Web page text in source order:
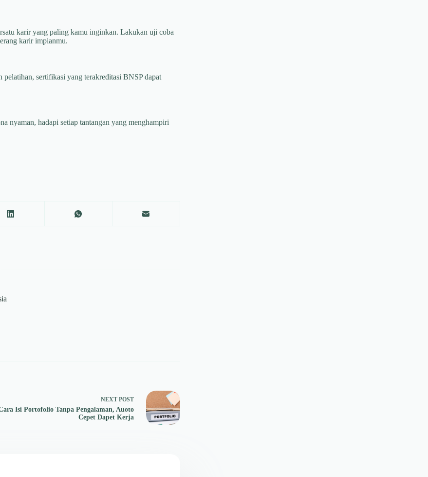
karir yang paling kamu inginkan. Lakukan uji coba
karir impianmu.
sertifikasi yang terakreditasi BNSP dapat
nyaman, hadapi setiap tantangan yang menghampiri
NEXT POST
Isi Portofolio Tanpa Pengalaman, Auoto
Cepet Dapet Kerja